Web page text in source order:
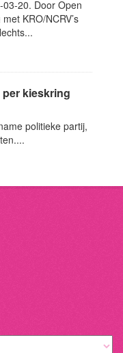
20. Door Open
KRO/NCRV’s
kieskring
politieke partij,